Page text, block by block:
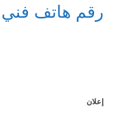
رقم هاتف
إعلان